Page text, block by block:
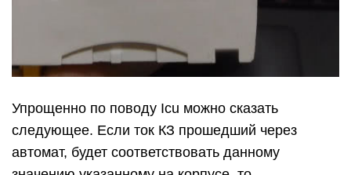
Упрощенно по поводу Icu можно сказать
следующее. Если ток КЗ прошедший через
автомат, будет соответствовать данному